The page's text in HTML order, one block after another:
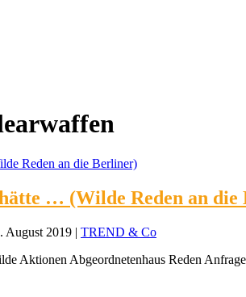
hätte … (Wilde Reden an
August 2019 | TREND & Co
Aktionen Abgeordnetenhaus Reden